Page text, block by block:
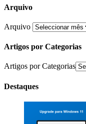
Arquivo
Arquivo
Artigos por Categorias
Artigos por Categorias
Destaques